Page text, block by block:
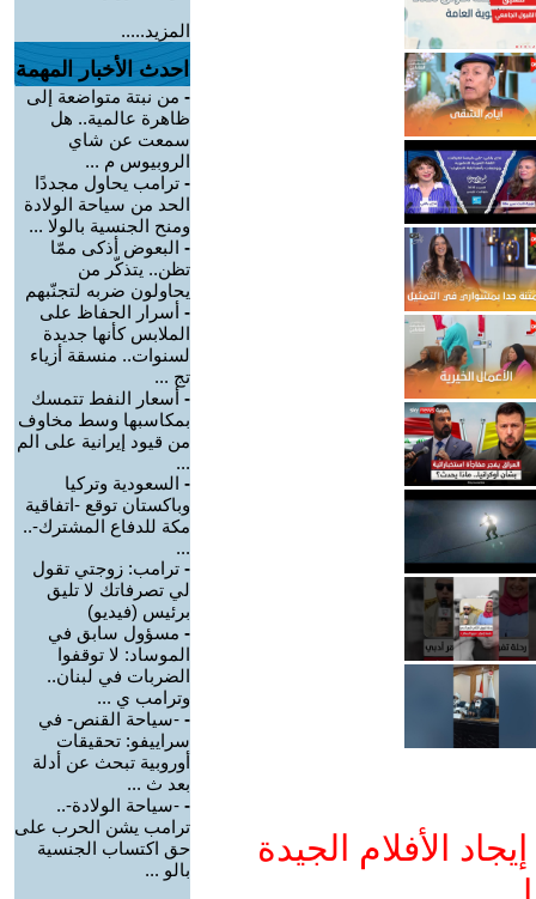
الأفلام الجيدة
المزيد.....
احدث الأخبار المهمة
- من نبتة متواضعة إلى
ظاهرة عالمية.. هل
سمعت عن شاي
الروبيوس م ...
- ترامب يحاول مجددًا
الحد من سياحة الولادة
ومنح الجنسية بالولا ...
- البعوض أذكى ممّا
تظن.. يتذكّر من
يحاولون ضربه لتجنّبهم
- أسرار الحفاظ على
الملابس كأنها جديدة
لسنوات.. منسقة أزياء
تج ...
- أسعار النفط تتمسك
بمكاسبها وسط مخاوف
من قيود إيرانية على الم
...
- السعودية وتركيا
وباكستان توقع -اتفاقية
مكة للدفاع المشترك-..
...
- ترامب: زوجتي تقول
لي تصرفاتك لا تليق
برئيس (فيديو)
- مسؤول سابق في
الموساد: لا توقفوا
الضربات في لبنان..
وترامب ي ...
- -سياحة القنص- في
سراييفو: تحقيقات
أوروبية تبحث عن أدلة
بعد ث ...
- -سياحة الولادة-..
ترامب يشن الحرب على
حق اكتساب الجنسية
بالو ...